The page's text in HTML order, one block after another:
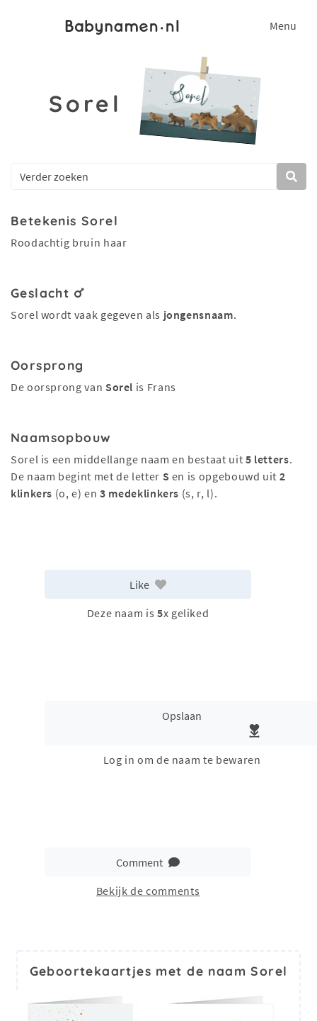
Menu
Sorel
Betekenis Sorel
Roodachtig bruin haar
Geslacht
Sorel wordt vaak gegeven als jongensnaam.
Oorsprong
De oorsprong van Sorel is Frans
Naamsopbouw
Sorel is een middellange naam en bestaat uit 5 letters.
De naam begint met de letter S en is opgebouwd uit 2
klinkers (o, e) en3 medeklinkers (s, r, l).
Like
Deze naam is 5x geliked
Opslaan
Log in om de naam te bewaren
Comment
Bekijk de comments
Geboortekaartjes met de naam Sorel